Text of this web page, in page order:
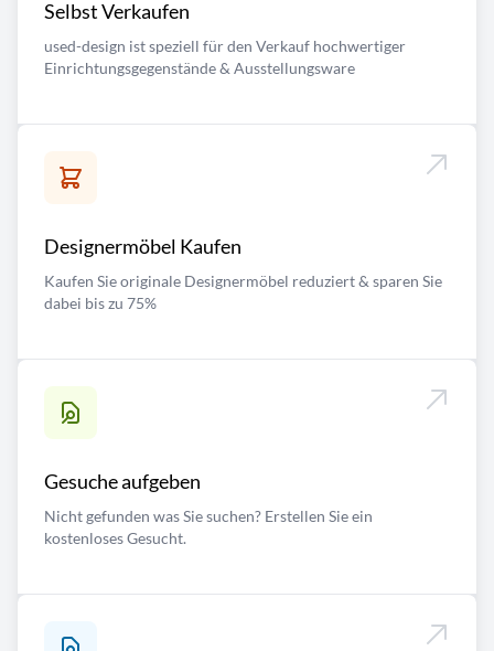
Selbst Verkaufen
used-design ist speziell für den Verkauf hochwertiger
Einrichtungsgegenstände & Ausstellungsware
Designermöbel Kaufen
Kaufen Sie originale Designermöbel reduziert & sparen Sie
dabei bis zu 75%
Gesuche aufgeben
Nicht gefunden was Sie suchen? Erstellen Sie ein
kostenloses Gesucht.